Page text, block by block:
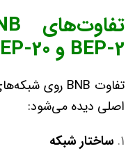
BEP-2 و BEP-20
اصلی دیده می‌شود:
ساختار شبکه